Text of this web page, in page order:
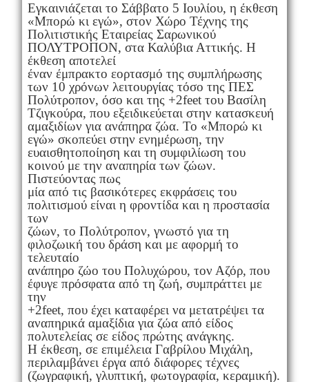
Εγκαινιάζεται το Σάββατο 5 Ιουλίου, η έκθεση
«Μπορώ κι εγώ», στον Χώρο Τέχνης της
Πολιτιστικής Εταιρείας Σαρωνικού
ΠΟΛΥΤΡΟΠΟΝ, στα Καλύβια Αττικής. Η
έκθεση αποτελεί
έναν έμπρακτο εορτασμό της συμπλήρωσης
των 10 χρόνων λειτουργίας τόσο της ΠΕΣ
Πολύτροπον, όσο και της +2feet του Βασίλη
Τζιγκούρα, που εξειδικεύεται στην κατασκευή
αμαξιδίων για ανάπηρα ζώα. Το «Μπορώ κι
εγώ» σκοπεύει στην ενημέρωση, την
ευαισθητοποίηση και τη συμφιλίωση του
κοινού με την αναπηρία των ζώων.
Πιστεύοντας πως
μία από τις βασικότερες εκφράσεις του
πολιτισμού είναι η φροντίδα και η προστασία
των
ζώων, το Πολύτροπον, γνωστό για τη
φιλοζωική του δράση και με αφορμή το
τελευταίο
ανάπηρο ζώο του Πολυχώρου, τον Αζόρ, που
έφυγε πρόσφατα από τη ζωή, συμπράττει με
την
+2feet, που έχει καταφέρει να μετατρέψει τα
αναπηρικά αμαξίδια για ζώα από είδος
πολυτελείας σε είδος πρώτης ανάγκης.
Η έκθεση, σε επιμέλεια Γαβρίλου Μιχάλη,
περιλαμβάνει έργα από διάφορες τέχνες
(ζωγραφική, γλυπτική, φωτογραφία, κεραμική).